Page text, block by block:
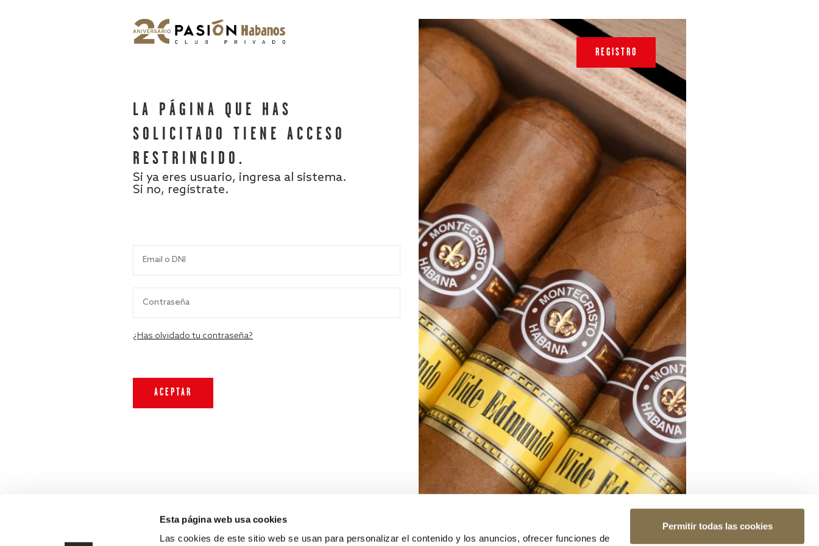
Esta página web usa cookies
Las cookies de este sitio web se usan para personalizar el contenido y los anuncios, ofrecer funciones de
Permitir todas las cookies
LA PÁGINA QUE HAS
SOLICITADO TIENE ACCESO
RESTRINGIDO.
Si ya eres usuario, ingresa al sistema.
Si no, regístrate.
¿Has olvidado tu contraseña?
REGISTRO